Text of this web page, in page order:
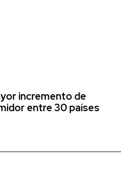
incremento de
entre 30 países